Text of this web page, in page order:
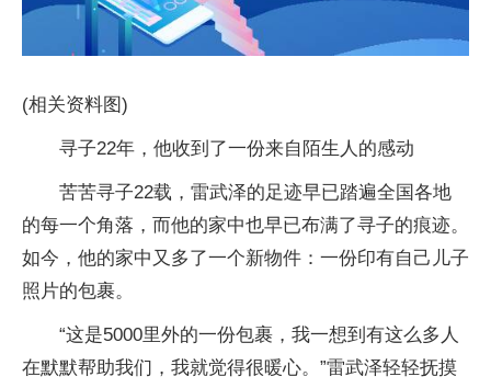
(相关资料图)
寻子22年，他收到了一份来自陌生人的感动
苦苦寻子22载，雷武泽的足迹早已踏遍全国各地
的每一个角落，而他的家中也早已布满了寻子的痕迹。
如今，他的家中又多了一个新物件：一份印有自己儿子
照片的包裹。
“这是5000里外的一份包裹，我一想到有这么多人
在默默帮助我们，我就觉得很暖心。”雷武泽轻轻抚摸